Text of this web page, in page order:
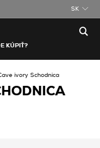
SK
KÚPIŤ?
ivory Schodnica